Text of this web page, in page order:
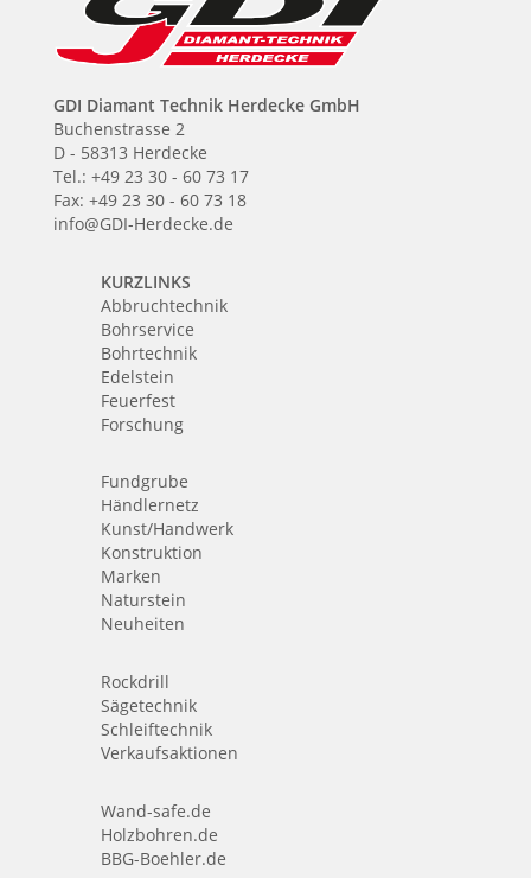
GDI Diamant Technik Herdecke GmbH
Buchenstrasse 2
D - 58313 Herdecke
Tel.: +49 23 30 - 60 73 17
Fax: +49 23 30 - 60 73 18
info@GDI-Herdecke.de
KURZLINKS
Abbruchtechnik
Bohrservice
Bohrtechnik
Edelstein
Feuerfest
Forschung
Fundgrube
Händlernetz
Kunst/Handwerk
Konstruktion
Marken
Naturstein
Neuheiten
Rockdrill
Sägetechnik
Schleiftechnik
Verkaufsaktionen
Wand-safe.de
Holzbohren.de
BBG-Boehler.de